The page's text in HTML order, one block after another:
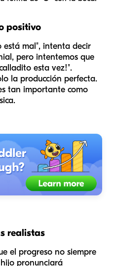
positivo
está mal", intenta decir
pero intentemos que
esta vez!".
la producción perfecta.
tan importante como
realistas
el progreso no siempre
pronunciará